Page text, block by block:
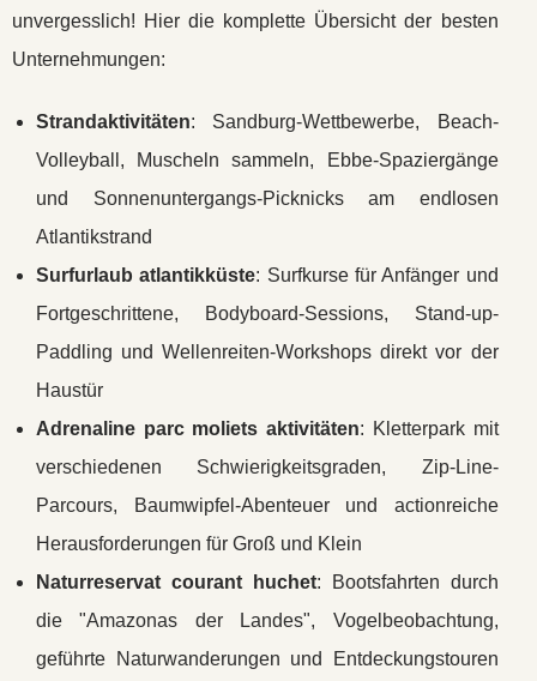
unvergesslich! Hier die komplette Übersicht der besten
Unternehmungen:
Strandaktivitäten: Sandburg-Wettbewerbe, Beach-
Volleyball, Muscheln sammeln, Ebbe-Spaziergänge
und Sonnenuntergangs-Picknicks am endlosen
Atlantikstrand
Surfurlaub atlantikküste: Surfkurse für Anfänger und
Fortgeschrittene, Bodyboard-Sessions, Stand-up-
Paddling und Wellenreiten-Workshops direkt vor der
Haustür
Adrenaline parc moliets aktivitäten: Kletterpark mit
verschiedenen Schwierigkeitsgraden, Zip-Line-
Parcours, Baumwipfel-Abenteuer und actionreiche
Herausforderungen für Groß und Klein
Naturreservat courant huchet: Bootsfahrten durch
die "Amazonas der Landes", Vogelbeobachtung,
geführte Naturwanderungen und Entdeckungstouren